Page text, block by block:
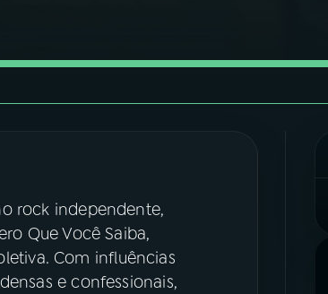
rock independente,
Que Você Saiba,
Com influências
e confessionais,